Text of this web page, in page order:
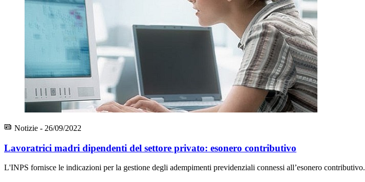
Notizie - 26/09/2022
Lavoratrici madri dipendenti del settore privato: esonero contributivo
L'INPS fornisce le indicazioni per la gestione degli adempimenti previdenziali connessi all’esonero contributivo.